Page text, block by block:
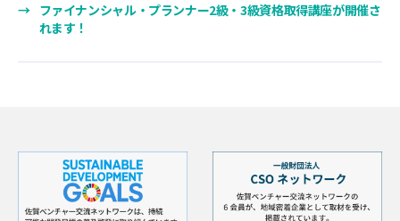
→ ファイナンシャル・プランナー2級・3級資格取得講座が開催さ
れます！